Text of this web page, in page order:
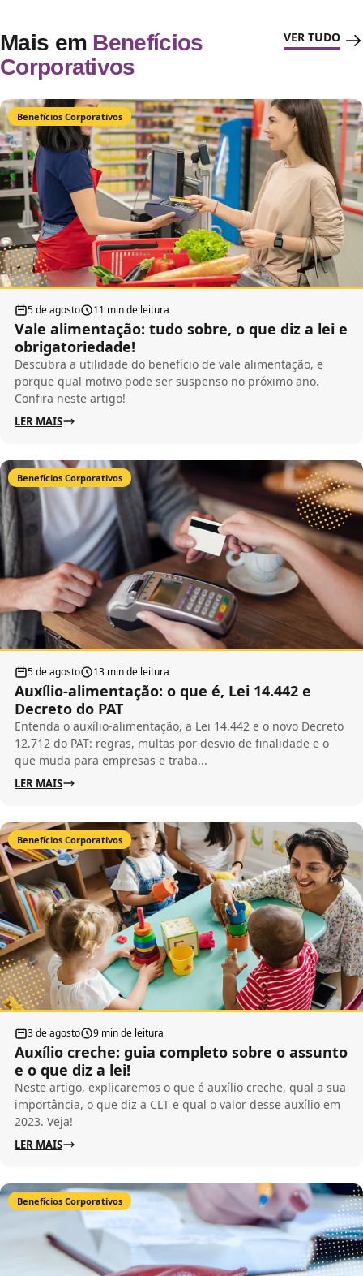
Mais em Benefícios
Corporativos
VER TUDO
Benefícios Corporativos
5 de agosto 11 min de leitura
Vale alimentação: tudo sobre, o que diz a lei e
obrigatoriedade!
Descubra a utilidade do benefício de vale alimentação, e
porque qual motivo pode ser suspenso no próximo ano.
Confira neste artigo!
LER MAIS
Benefícios Corporativos
5 de agosto 13 min de leitura
Auxílio-alimentação: o que é, Lei 14.442 e
Decreto do PAT
Entenda o auxílio-alimentação, a Lei 14.442 e o novo Decreto
12.712 do PAT: regras, multas por desvio de finalidade e o
que muda para empresas e traba...
LER MAIS
Benefícios Corporativos
3 de agosto 9 min de leitura
Auxílio creche: guia completo sobre o assunto
e o que diz a lei!
Neste artigo, explicaremos o que é auxílio creche, qual a sua
importância, o que diz a CLT e qual o valor desse auxílio em
2023. Veja!
LER MAIS
Benefícios Corporativos